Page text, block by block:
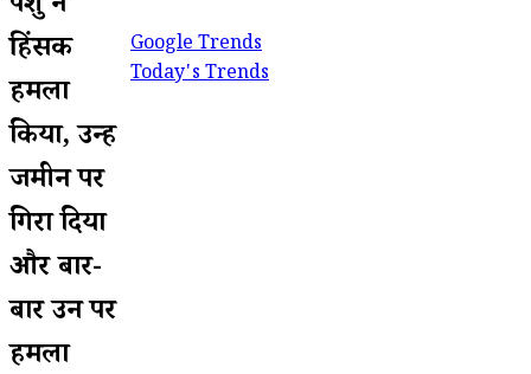
हिंसक
हमला
किया, उन्हें
जमीन पर
गिरा दिया
और बार-
बार उन पर
हमला
Google Trends
Today's Trends